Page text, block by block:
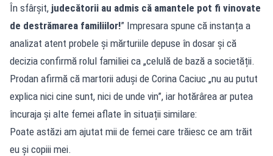
În sfârșit, judecătorii au admis că amantele pot fi vinovate
de destrămarea familiilor!” Impresara spune că instanța a
analizat atent probele și mărturiile depuse în dosar și că
decizia confirmă rolul familiei ca „celulă de bază a societății.
Prodan afirmă că martorii aduși de Corina Caciuc „nu au putut
explica nici cine sunt, nici de unde vin”, iar hotărârea ar putea
încuraja și alte femei aflate în situații similare:
Poate astăzi am ajutat mii de femei care trăiesc ce am trăit
eu și copiii mei.